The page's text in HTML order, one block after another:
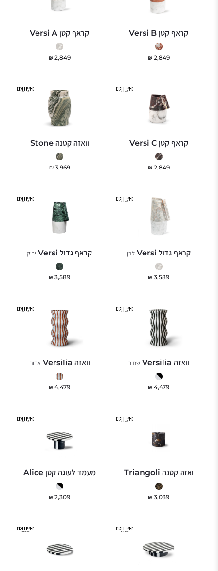
קראף קטן Versi B
2,849
₪
קראף קטן Versi A
2,849
₪
קראף קטן Versi C
2,849
₪
וואזה קטנה Stone
3,969
₪
קראף גדול Versi לבן
3,589
₪
קראף גדול Versi ירוק
3,589
₪
וואזה Versilia שחור
4,479
₪
וואזה Versilia אדום
4,479
₪
ואזה קטנה Triangoli
3,039
₪
מעמד לעוגה קטן Alice
2,309
₪